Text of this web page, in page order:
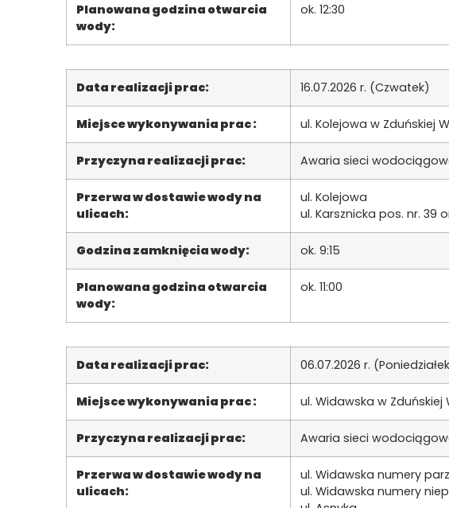
Planowana godzina otwarcia
wody:
ok. 12:30
Data realizacji prac: 16.07.2026 r. (Czwatek)
Miejsce wykonywania prac : ul. Kolejowa w Zduńskiej
Przyczyna realizacji prac: Awaria sieci
Przerwa w dostawie wody na
ulicach:
ul. Kolejowa
ul. Karsznicka pos. nr. 39
Godzina zamknięcia wody: ok. 9:15
Planowana godzina otwarcia
wody:
ok. 11:00
Data realizacji prac: 06.07.2026 r.
Miejsce wykonywania prac : ul. Widawska w Zduńskiej
Przyczyna realizacji prac: Awaria sieci
Przerwa w dostawie wody na
ulicach:
ul. Widawska numery
ul. Widawska numery